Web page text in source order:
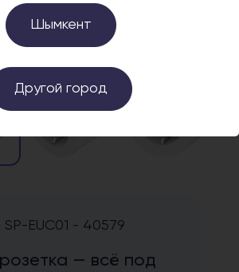
Шымкент
Другой город
SP-EUC01 - 40579
— всё под